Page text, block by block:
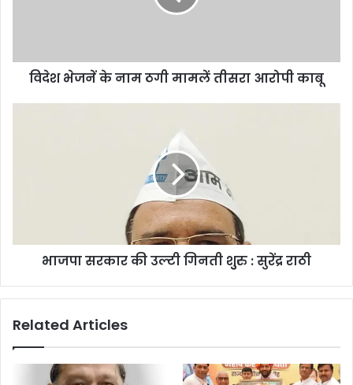
विदेश भेजनें के नाम ठगी मामलें तीसरा आरोपी काबू
भाजपा सरकार की उल्टी गिनती शुुरु : सुरेंद्र राठी
Related Articles